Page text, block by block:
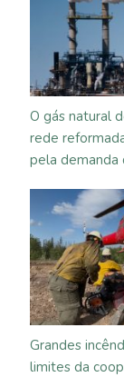
O gás natural
rede
pela
Grandes
limites da